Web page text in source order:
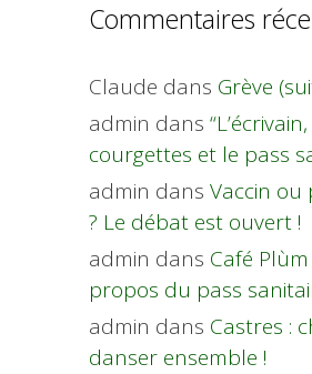
Commentaires
Claude dans Grève
admin dans
courgettes et le pass
admin dans Vaccin ou
? Le débat est ouvert !
admin dans Café Plùm
propos du pass
admin dans Castres :
danser ensemble !